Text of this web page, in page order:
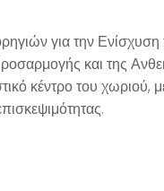
για την Ενίσχυση
και της
κέντρο του χωριού,